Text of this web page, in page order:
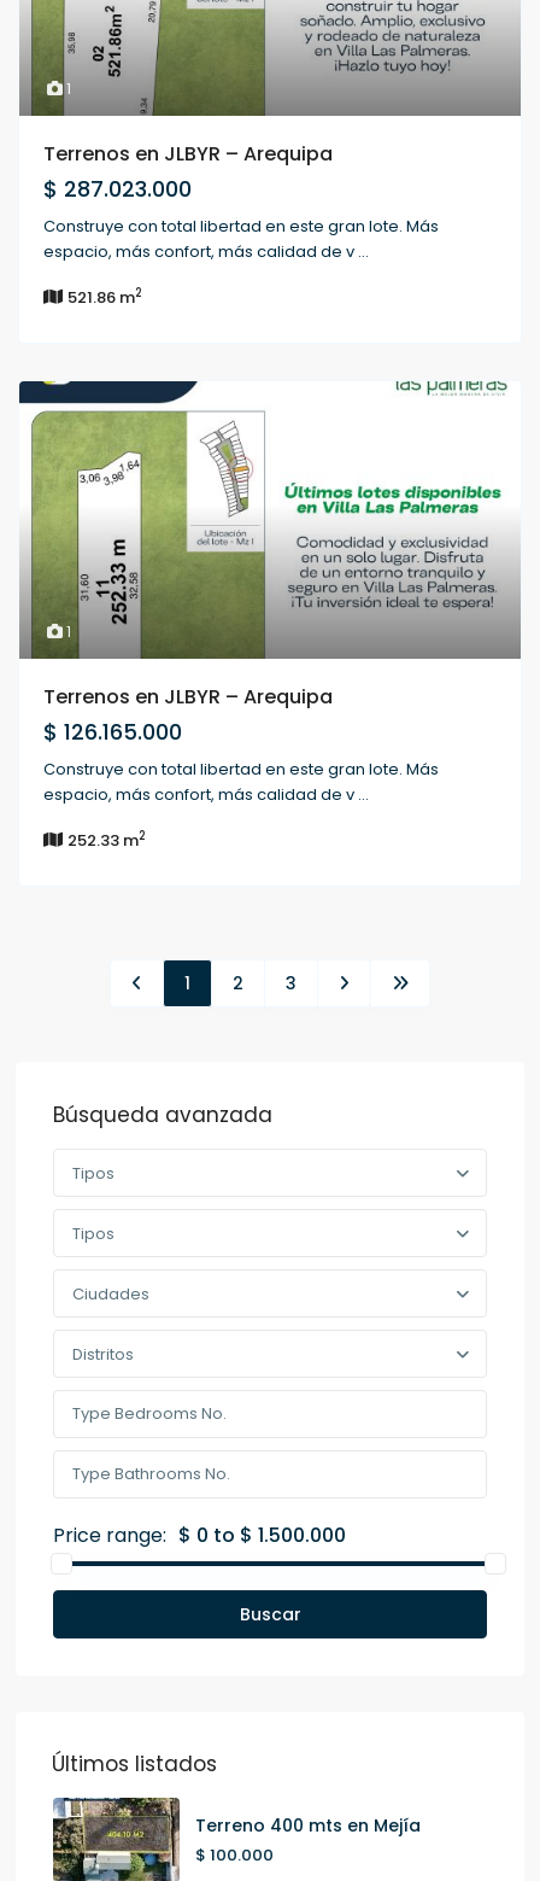
1
Terrenos en JLBYR – Arequipa
$ 287.023.000
Construye con total libertad en este gran lote. Más
espacio, más confort, más calidad de v ...
521.86 m2
1
Terrenos en JLBYR – Arequipa
$ 126.165.000
Construye con total libertad en este gran lote. Más
espacio, más confort, más calidad de v ...
252.33 m2
1 2 3
Búsqueda avanzada
Tipos
Tipos
Ciudades
Distritos
Price range: $ 0 to $ 1.500.000
Buscar
Últimos listados
Terreno 400 mts en Mejía
$ 100.000